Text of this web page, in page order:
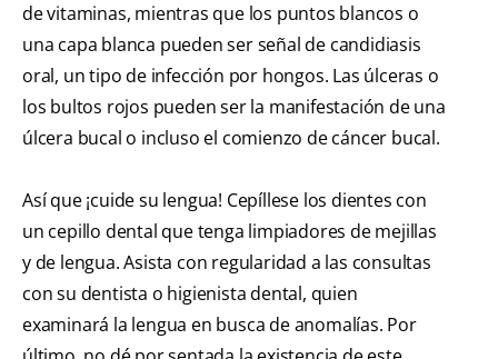
de vitaminas, mientras que los puntos blancos o
una capa blanca pueden ser señal de candidiasis
oral, un tipo de infección por hongos. Las úlceras o
los bultos rojos pueden ser la manifestación de una
úlcera bucal o incluso el comienzo de cáncer bucal.
Así que ¡cuide su lengua! Cepíllese los dientes con
un cepillo dental que tenga limpiadores de mejillas
y de lengua. Asista con regularidad a las consultas
con su dentista o higienista dental, quien
examinará la lengua en busca de anomalías. Por